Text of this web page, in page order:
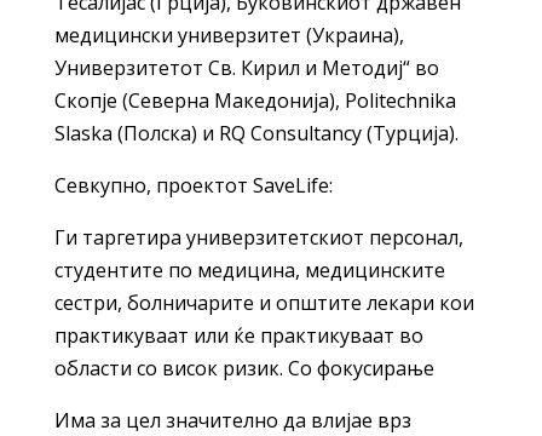
медицински универзитет (Украина),
Универзитетот Св. Кирил и Методиј“ во
Скопје (Северна Македонија), Politechnika
Slaska (Полска) и RQ Consultancy (Турција).
Севкупно, проектот SaveLife:
Ги таргетира универзитетскиот персонал,
студентите по медицина, медицинските
сестри, болничарите и општите лекари кои
практикуваат или ќе практикуваат во
области со висок ризик. Со фокусирање
Има за цел значително да влијае врз